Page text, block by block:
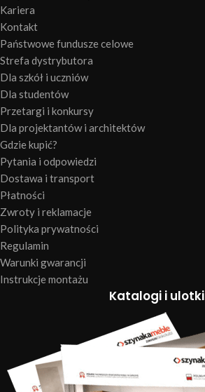
Kariera
Kontakt
Państwowe fundusze celowe
Strefa dystrybutora
Dla szkół i uczniów
Dla studentów
Przetargi i konkursy
Dla projektantów i architektów
Gdzie kupić?
Pytania i odpowiedzi
Dostawa i transport
Płatności
Zwroty i reklamacje
Polityka prywatności
Regulamin
Warunki gwarancji
Instrukcje montażu
Katalogi i ulotki